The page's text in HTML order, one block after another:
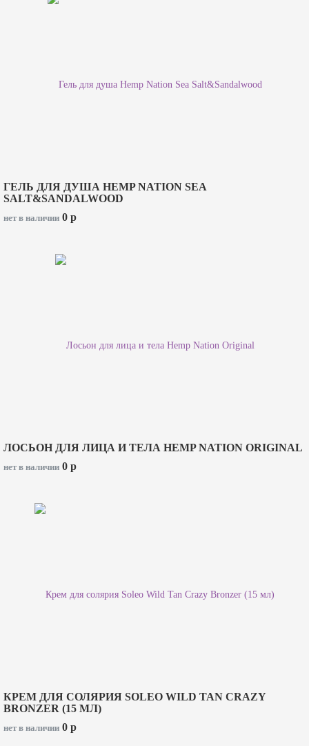
ГЕЛЬ ДЛЯ ДУША HEMP NATION SEA
SALT&SANDALWOOD
нет в наличии 0 p
ЛОСЬОН ДЛЯ ЛИЦА И ТЕЛА HEMP NATION ORIGINAL
нет в наличии 0 p
КРЕМ ДЛЯ СОЛЯРИЯ SOLEO WILD TAN CRAZY
BRONZER (15 МЛ)
нет в наличии 0 p